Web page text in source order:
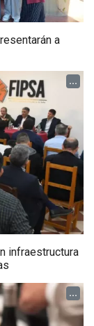
a
...
infraestructura
...